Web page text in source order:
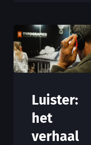
Luister:
het
verhaal